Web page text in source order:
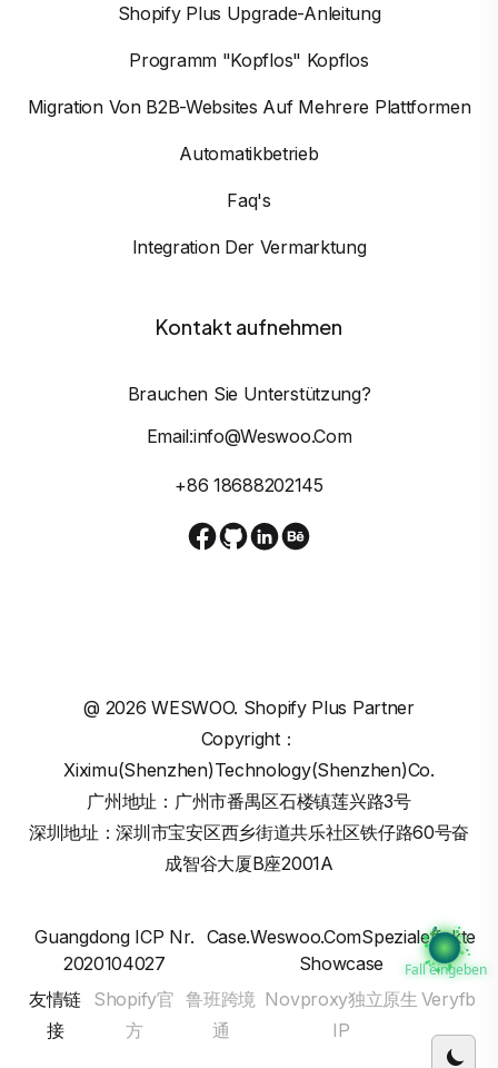
Fall eingeben
Shopify Plus Upgrade-Anleitung
Programm "Kopflos" Kopflos
Migration Von B2B-Websites Auf Mehrere Plattformen
Automatikbetrieb
Faq's
Integration Der Vermarktung
Kontakt aufnehmen
Brauchen Sie Unterstützung?
Email:info@weswoo.com
+86 18688202145
@ 2026 WESWOO. Shopify Plus Partner
Copyright：
Xiximu(Shenzhen)Technology(Shenzhen)Co.
广州地址：广州市番禺区石楼镇莲兴路3号
深圳地址：深圳市宝安区西乡街道共乐社区铁仔路60号奋
成智谷大厦B座2001A
Guangdong ICP Nr.
2020104027
Case.weswoo.comSpezialeffekte
Showcase
友情链
接
Shopify官
方
鲁班跨境
通
Novproxy独立原生
IP
Veryfb